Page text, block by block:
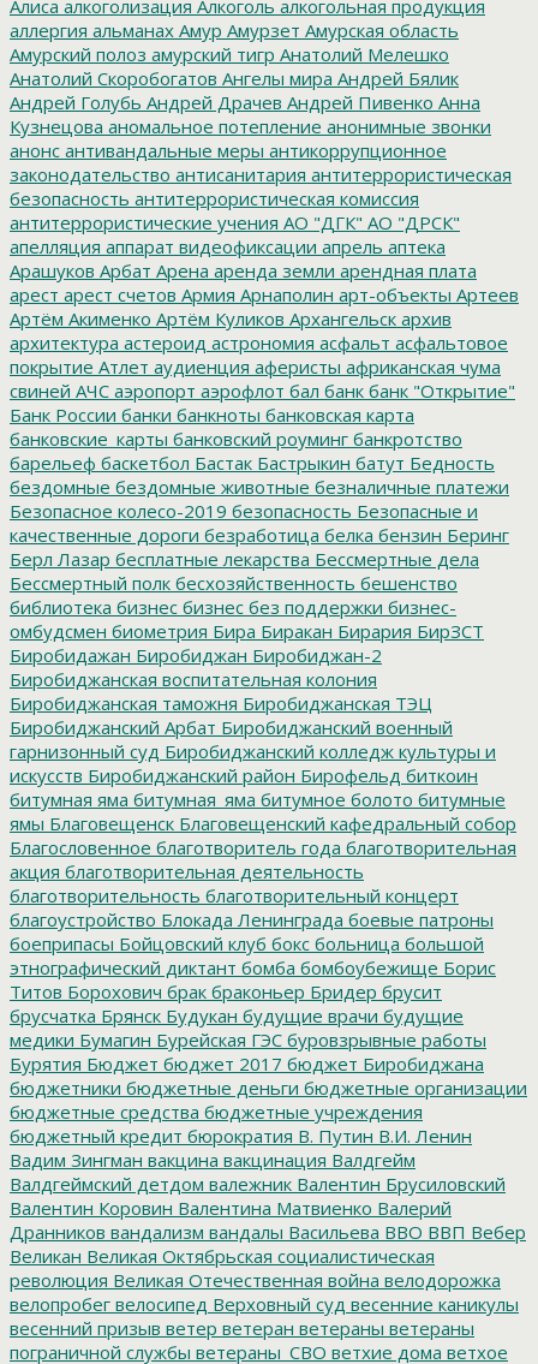
Алиса алкоголизация Алкоголь алкогольная продукция
аллергия альманах Амур Амурзет Амурская область
Амурский полоз амурский тигр Анатолий Мелешко
Анатолий Скоробогатов Ангелы мира Андрей Бялик
Андрей Голубь Андрей Драчев Андрей Пивенко Анна
Кузнецова аномальное потепление анонимные звонки
анонс антивандальные меры антикоррупционное
законодательство антисанитария антитеррористическая
безопасность антитеррористическая комиссия
антитеррористические учения АО "ДГК" АО "ДРСК"
апелляция аппарат видеофиксации апрель аптека
Арашуков Арбат Арена аренда земли арендная плата
арест арест счетов Армия Арнаполин арт-объекты Артеев
Артём Акименко Артём Куликов Архангельск архив
архитектура астероид астрономия асфальт асфальтовое
покрытие Атлет аудиенция аферисты африканская чума
свиней АЧС аэропорт аэрофлот бал банк банк "Открытие"
Банк России банки банкноты банковская карта
банковские_карты банковский роуминг банкротство
барельеф баскетбол Бастак Бастрыкин батут Бедность
бездомные бездомные животные безналичные платежи
Безопасное колесо-2019 безопасность Безопасные и
качественные дороги безработица белка бензин Беринг
Берл Лазар бесплатные лекарства Бессмертные дела
Бессмертный полк бесхозяйственность бешенство
библиотека бизнес бизнес без поддержки бизнес-
омбудсмен биометрия Бира Биракан Бирария БирЗСТ
Биробидажан Биробиджан Биробиджан-2
Биробиджанская воспитательная колония
Биробиджанская таможня Биробиджанская ТЭЦ
Биробиджанский Арбат Биробиджанский военный
гарнизонный суд Биробиджанский колледж культуры и
искусств Биробиджанский район Бирофельд биткоин
битумная яма битумная_яма битумное болото битумные
ямы Благовещенск Благовещенский кафедральный собор
Благословенное благотворитель года благотворительная
акция благотворительная деятельность
благотворительность благотворительный концерт
благоустройство Блокада Ленинграда боевые патроны
боеприпасы Бойцовский клуб бокс больница большой
этнографический диктант бомба бомбоубежище Борис
Титов Борохович брак браконьер Бридер брусит
брусчатка Брянск Будукан будущие врачи будущие
медики Бумагин Бурейская ГЭС буровзрывные работы
Бурятия Бюджет бюджет 2017 бюджет Биробиджана
бюджетники бюджетные деньги бюджетные организации
бюджетные средства бюджетные учреждения
бюджетный кредит бюрократия В. Путин В.И. Ленин
Вадим Зингман вакцина вакцинация Валдгейм
Валдгеймский детдом валежник Валентин Брусиловский
Валентин Коровин Валентина Матвиенко Валерий
Дранников вандализм вандалы Васильева ВВО ВВП Вебер
Великан Великая Октябрьская социалистическая
революция Великая Отечественная война велодорожка
велопробег велосипед Верховный суд весенние каникулы
весенний призыв ветер ветеран ветераны ветераны
пограничной службы ветераны_СВО ветхие дома ветхое